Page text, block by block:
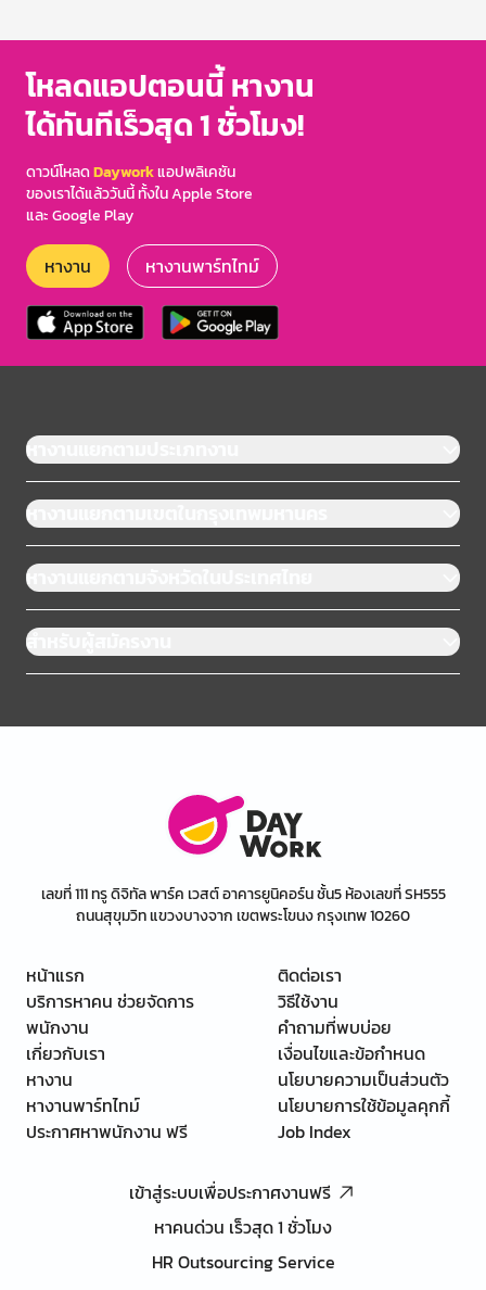
โหลดแอปตอนนี้ หางาน
ได้ทันทีเร็วสุด 1 ชั่วโมง!
ดาวน์โหลดDayworkแอปพลิเคชัน
ของเราได้แล้ววันนี้ ทั้งใน Apple Store
และ Google Play
หางาน หางานพาร์ทไทม์
หางานแยกตามประเภทงาน
หางานแยกตามเขตในกรุงเทพมหานคร
หางานแยกตามจังหวัดในประเทศไทย
สำหรับผู้สมัครงาน
เลขที่ 111 ทรู ดิจิทัล พาร์ค เวสต์ อาคารยูนิคอร์น ชั้น5 ห้องเลขที่ SH555
ถนนสุขุมวิท แขวงบางจาก เขตพระโขนง กรุงเทพ 10260
หน้าแรก
บริการหาคน ช่วยจัดการ
พนักงาน
เกี่ยวกับเรา
หางาน
หางานพาร์ทไทม์
ประกาศหาพนักงาน ฟรี
ติดต่อเรา
วิธีใช้งาน
คำถามที่พบบ่อย
เงื่อนไขและข้อกำหนด
นโยบายความเป็นส่วนตัว
นโยบายการใช้ข้อมูลคุกกี้
Job Index
เข้าสู่ระบบเพื่อประกาศงานฟรี
หาคนด่วน เร็วสุด 1 ชั่วโมง
HR Outsourcing Service